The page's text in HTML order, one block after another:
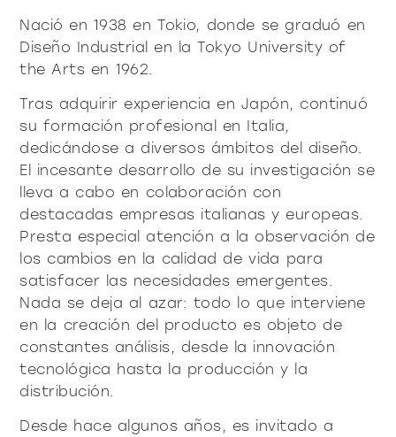
todos los
productos
materioteca
Sofisticado decidido Sofisticado suave
Nació en 1938 en Tokio, donde se graduó en
Diseño Industrial en la Tokyo University of
the Arts en 1962.
Tras adquirir experiencia en Japón, continuó
su formación profesional en Italia,
dedicándose a diversos ámbitos del diseño.
El incesante desarrollo de su investigación se
lleva a cabo en colaboración con
destacadas empresas italianas y europeas.
Presta especial atención a la observación de
los cambios en la calidad de vida para
satisfacer las necesidades emergentes.
Nada se deja al azar: todo lo que interviene
en la creación del producto es objeto de
constantes análisis, desde la innovación
tecnológica hasta la producción y la
distribución.
Desde hace algunos años, es invitado a